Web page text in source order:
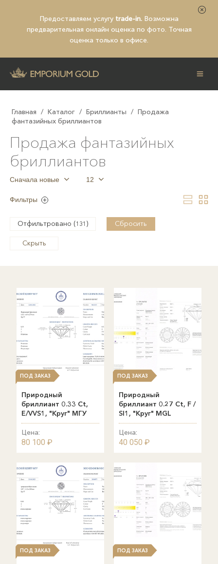
Предоставляем услугу trade-in. Возможна
предварительная онлайн оценка по фото. Точная
оценка только в офисе.
Главная / Каталог / Бриллианты / Продажа
фантазийных бриллиантов
Продажа фантазийных
бриллиантов
Фильтры
Отфильтровано (131 ) Сбросить
Скрыть
Сначала новые 12
ПОД ЗАКАЗ
Природный
бриллиант 0.33 Ct,
E/VVS1, "Круг" МГУ
Цена:
80 100 ₽
ПОД ЗАКАЗ
Природный
бриллиант 0.27 Ct, F /
SI1, "Круг" MGL
Цена:
40 050 ₽
ПОД ЗАКАЗ ПОД ЗАКАЗ